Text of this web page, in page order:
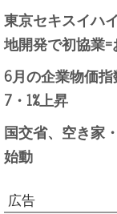
東京セキスイハ
地開発で初協業
6月の企業物価
7・1%上昇
国交省、空き家
始動
広告